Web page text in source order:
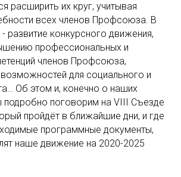
расширить их круг, учитывая
всех членов Профсоюза. В
развитие конкурсного движения,
профессиональных и
членов Профсоюза,
для социального и
Об этом и, конечно о наших
подробно поговорим на VIII Cъезде
пройдёт в ближайшие дни, и где
программные документы,
наше движение на 2020-2025